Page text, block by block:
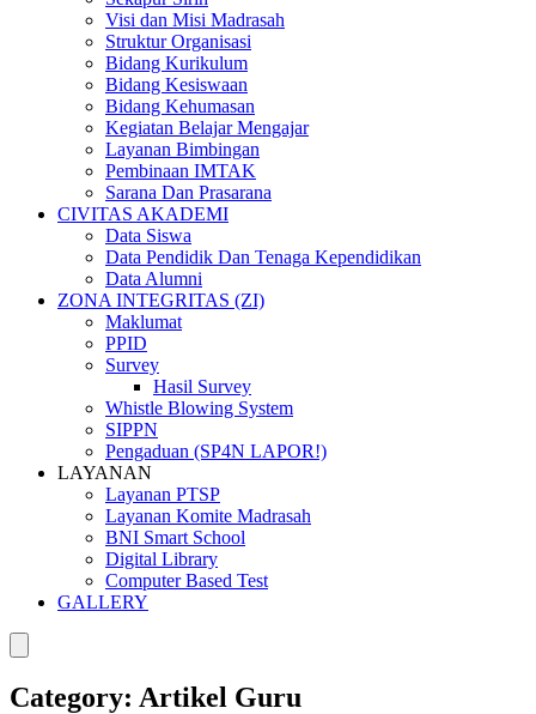
Visi dan Misi Madrasah
Struktur Organisasi
Bidang Kurikulum
Bidang Kesiswaan
Bidang Kehumasan
Kegiatan Belajar Mengajar
Layanan Bimbingan
Pembinaan IMTAK
Sarana Dan Prasarana
CIVITAS AKADEMI
Data Siswa
Data Pendidik Dan Tenaga Kependidikan
Data Alumni
ZONA INTEGRITAS (ZI)
Maklumat
PPID
Survey
Hasil Survey
Whistle Blowing System
SIPPN
Pengaduan (SP4N LAPOR!)
LAYANAN
Layanan PTSP
Layanan Komite Madrasah
BNI Smart School
Digital Library
Computer Based Test
GALLERY
pencarian
Category: Artikel Guru